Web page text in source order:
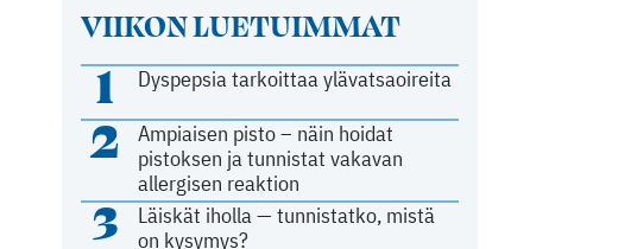
VIIKON LUETUIMMAT
1 Dyspepsia tarkoittaa ylävatsaoireita
2
Ampiaisen pisto – näin hoidat
pistoksen ja tunnistat vakavan
allergisen reaktion
3
Läiskät iholla — tunnistatko, mistä
on kysymys?